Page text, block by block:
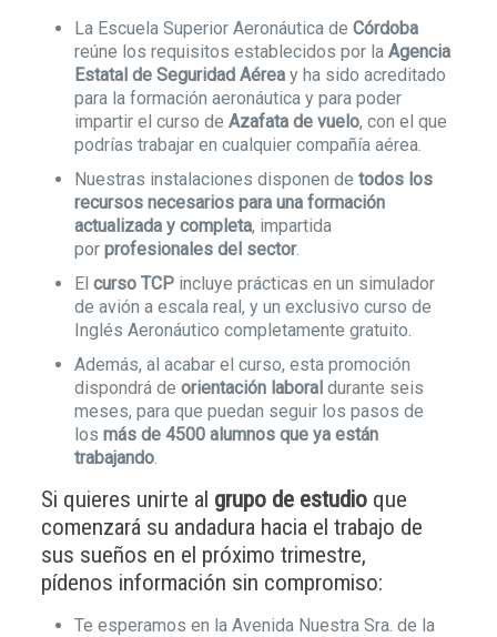
La Escuela Superior Aeronáutica de Córdoba
reúne los requisitos establecidos por la Agencia
Estatal de Seguridad Aéreay ha sido acreditado
para la formación aeronáutica y para poder
impartir el curso de Azafata de vuelo, con el que
podrías trabajar en cualquier compañía aérea.
Nuestras instalaciones disponen de todos los
recursos necesarios para una formación
actualizada y completa, impartida
por profesionales del sector.
El curso TCPincluye prácticas en un simulador
de avión a escala real, y un exclusivo curso de
Inglés Aeronáutico completamente gratuito.
Además, al acabar el curso, esta promoción
dispondrá de orientación laboraldurante seis
meses, para que puedan seguir los pasos de
los más de 4500 alumnos que ya están
trabajando.
Si quieres unirte al grupo de estudioque
comenzará su andadura hacia el trabajo de
sus sueños en el próximo trimestre,
pídenos información sin compromiso:
Te esperamos en la Avenida Nuestra Sra. de la